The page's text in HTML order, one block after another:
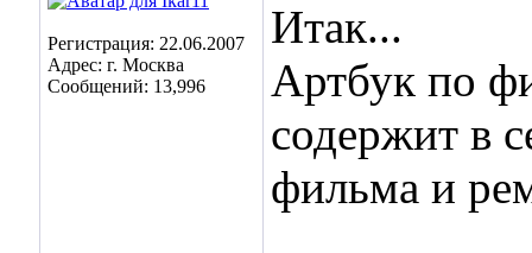
Регистрация: 22.06.2007
Адрес: г. Москва
Сообщений: 13,996
Итак...
Артбук по
содержит в
фильма и